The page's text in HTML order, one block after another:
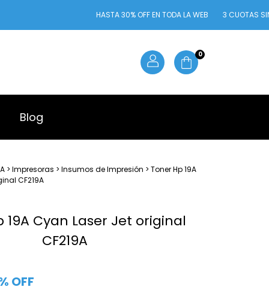
HASTA 30% OFF EN TODA LA WEB 3 CUOTAS SIN INTERÉS
0
Blog
> Impresoras > Insumos de Impresión > Toner Hp 19A
CF219A
19A Cyan Laser Jet original
CF219A
OFF